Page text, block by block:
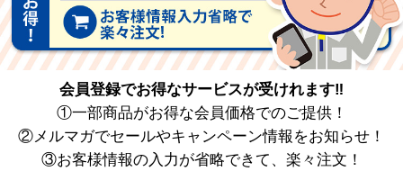
会員登録でお得なサービスが受けれます‼
①一部商品がお得な会員価格でのご提供！
②メルマガでセールやキャンペーン情報をお知らせ！
③お客様情報の入力が省略できて、楽々注文！